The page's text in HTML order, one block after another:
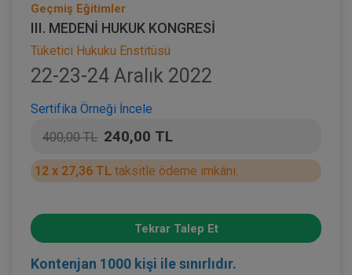
Geçmiş Eğitimler
III. MEDENİ HUKUK KONGRESİ
Tüketici Hukuku Enstitüsü
22-23-24 Aralık 2022
Sertifika Örneği İncele
400,00 TL 240,00 TL
12 x 27,36 TL taksitle ödeme imkânı.
Tekrar Talep Et
Kontenjan 1000 kişi ile sınırlıdır.